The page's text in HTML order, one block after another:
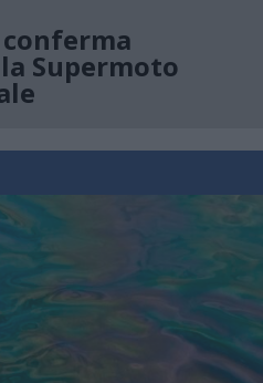
Supermoto